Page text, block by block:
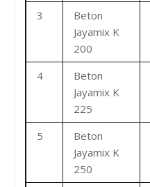
3
Beton
Jayamix K
200
4
Beton
Jayamix K
225
5
Beton
Jayamix K
250